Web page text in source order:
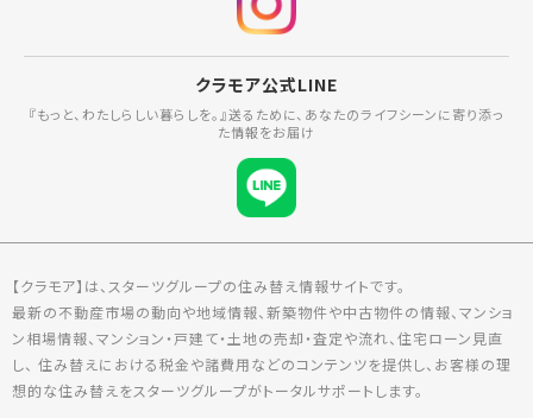
クラモア公式LINE
『もっと、わたしらしい暮らしを。』送るために、あなたのライフシーンに寄り添っ
た情報をお届け
【クラモア】は、スターツグループの住み替え情報サイトです。
最新の不動産市場の動向や地域情報、新築物件や中古物件の情報、マンショ
ン相場情報、マンション・戸建て・土地の売却・査定や流れ、住宅ローン見直
し、 住み替えにおける税金や諸費用などのコンテンツを提供し、お客様の理
想的な住み替えをスターツグループがトータルサポートします。